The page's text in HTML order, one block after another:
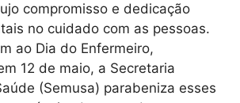
compromisso e dedicação
no cuidado com as pessoas.
ao Dia do Enfermeiro,
12 de maio, a Secretaria
(Semusa) parabeniza esses